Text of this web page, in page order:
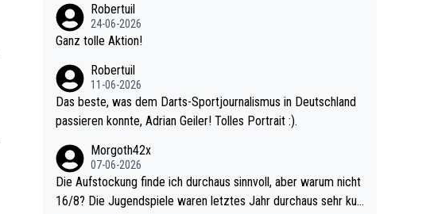
e mal 40+ erst recht. Da gewinnst keinen Blumentopf - ist ja n
och krasser wie ein Pokalspiel eines Kreisligisten vs einem Bu
Robertuil
24-06-2026
Ganz tolle Aktion!
Robertuil
11-06-2026
Das beste, was dem Darts-Sportjournalismus in Deutschland
passieren konnte, Adrian Geiler! Tolles Portrait :).
Morgoth42x
07-06-2026
Die Aufstockung finde ich durchaus sinnvoll, aber warum nicht
16/8? Die Jugendspiele waren letztes Jahr durchaus sehr kur